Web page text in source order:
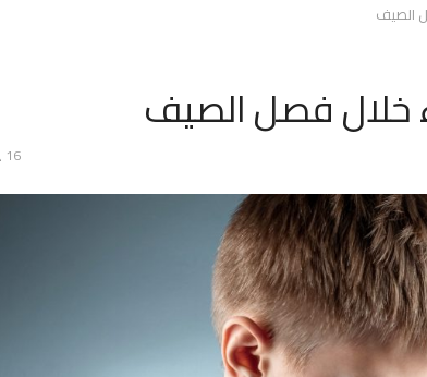
الصيف
خلال فصل الصيف
16